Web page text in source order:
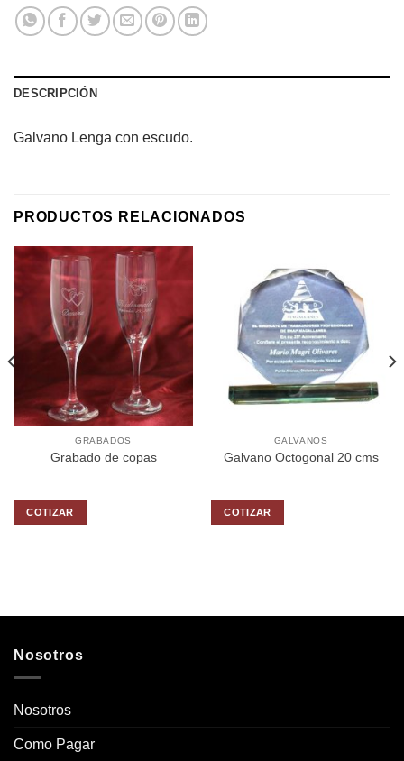
DESCRIPCIÓN
Galvano Lenga con escudo.
PRODUCTOS RELACIONADOS
GRABADOS
Grabado de copas
COTIZAR
GALVANOS
Galvano Octogonal 20 cms
COTIZAR
Nosotros
Nosotros
Como Pagar